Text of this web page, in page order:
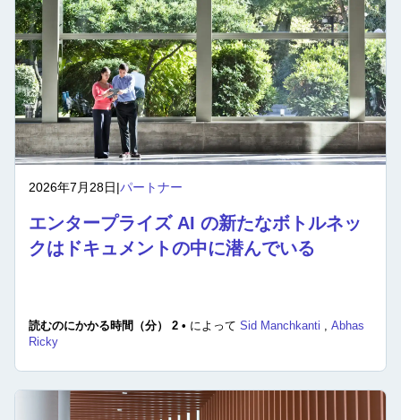
2026年7月28日|パートナー
エンタープライズ AI の新たなボトルネッ
クはドキュメントの中に潜んでいる
読むのにかかる時間（分） 2 • によって Sid Manchkanti , Abhas
Ricky